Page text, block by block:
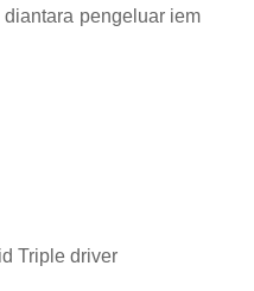
pengeluar iem
Triple driver